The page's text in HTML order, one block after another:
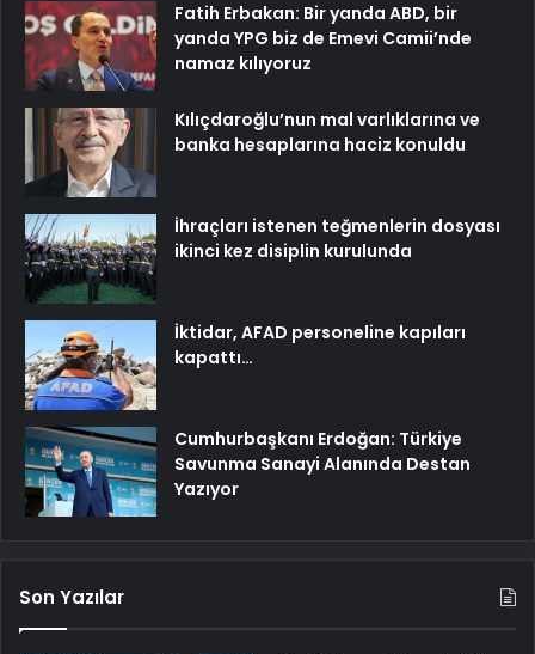
Fatih Erbakan: Bir yanda ABD, bir
yanda YPG biz de Emevi Camii’nde
namaz kılıyoruz
Kılıçdaroğlu’nun mal varlıklarına ve
banka hesaplarına haciz konuldu
İhraçları istenen teğmenlerin dosyası
ikinci kez disiplin kurulunda
İktidar, AFAD personeline kapıları
kapattı…
Cumhurbaşkanı Erdoğan: Türkiye
Savunma Sanayi Alanında Destan
Yazıyor
Son Yazılar